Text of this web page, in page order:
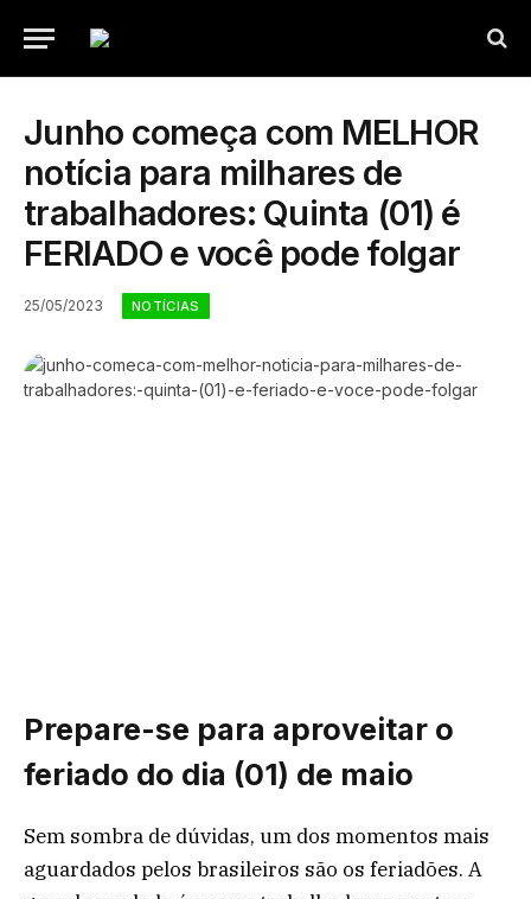
Junho começa com MELHOR
notícia para milhares de
trabalhadores: Quinta (01) é
FERIADO e você pode folgar
25/05/2023 NOTÍCIAS
Prepare-se para aproveitar o
feriado do dia (01) de maio
Sem sombra de dúvidas, um dos momentos mais
aguardados pelos brasileiros são os feriadões. A